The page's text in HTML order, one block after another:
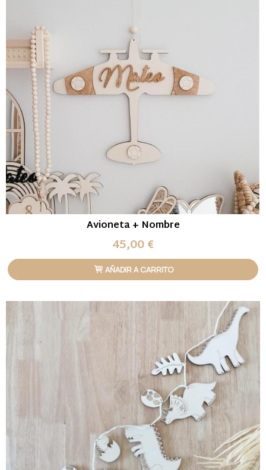
Avioneta + Nombre
45,00 €
AÑADIR A CARRITO